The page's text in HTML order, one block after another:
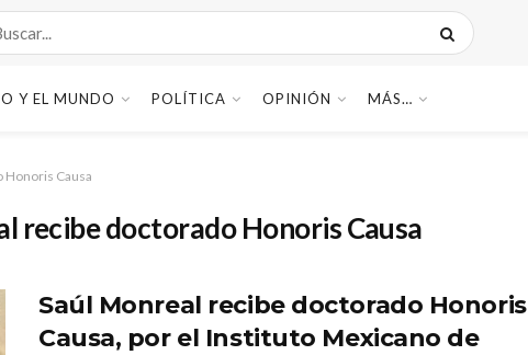
Y EL MUNDO POLÍTICA OPINIÓN MÁS…
Honoris Causa
recibe doctorado Honoris Causa
Saúl Monreal recibe doctorado Honoris
Causa, por el Instituto Mexicano de